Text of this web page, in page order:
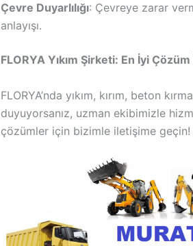
Çevre Duyarlılığı: Çevreye zarar
anlayışı.
FLORYA Yıkım Şirketi: En İyi
FLORYA’nda yıkım, kırım, beton
duyuyorsanız, uzman ekibimizle
çözümler için bizimle iletişime geçin!